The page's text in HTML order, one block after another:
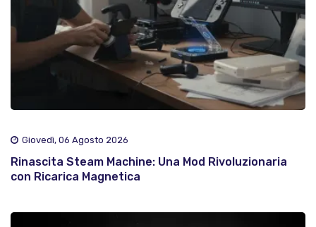
Giovedì, 06 Agosto 2026
Rinascita Steam Machine: Una Mod Rivoluzionaria
con Ricarica Magnetica